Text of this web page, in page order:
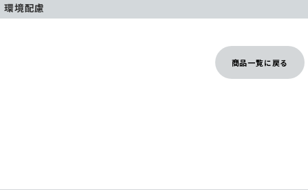
環境配慮
商品一覧に戻る